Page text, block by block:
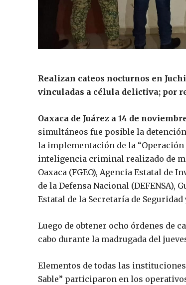
Realizan cateos nocturnos en
vinculadas a célula delictiva; por
Oaxaca de Juárez a 14 de
simultáneos fue posible la
la implementación de la “Operación
inteligencia criminal realizado de
Oaxaca (FGEO), Agencia Estatal de
de la Defensa Nacional (DEFENSA),
Estatal de la Secretaría de Seguridad
Luego de obtener ocho órdenes de
cabo durante la madrugada del
Elementos de todas las
Sable” participaron en los